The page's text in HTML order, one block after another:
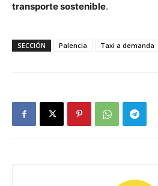
transporte sostenible.
SECCIÓN Palencia Taxi a demanda